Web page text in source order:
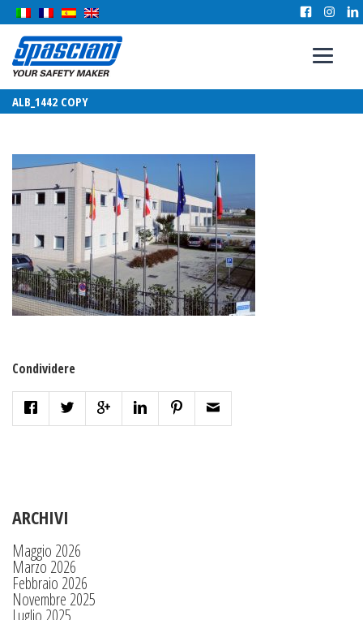
ALB_1442 COPY
Condividere
ARCHIVI
Maggio 2026
Marzo 2026
Febbraio 2026
Novembre 2025
Luglio 2025